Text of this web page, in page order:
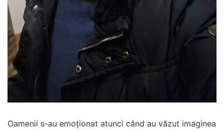
Oamenii s-au emoționat atunci când au văzut imaginea